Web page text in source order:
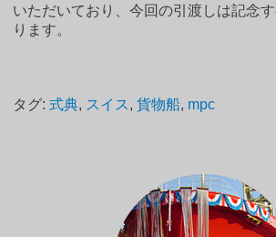
いただいており、今回の引渡しは記念
ります。
タグ:式典, スイス,貨物船, mpc